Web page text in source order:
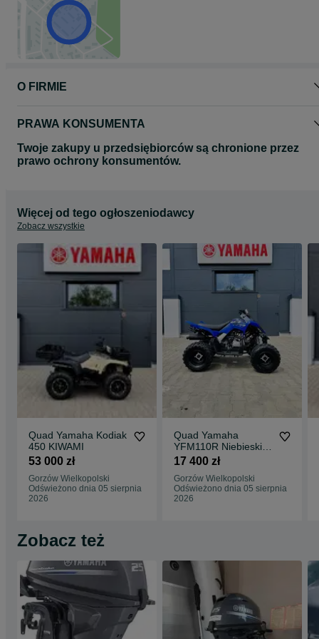
-FACEBOOK: Yamaha Marine Gorzów Wlkp
O FIRMIE
PRAWA KONSUMENTA
Twoje zakupy u przedsiębiorców są chronione przez
prawo ochrony konsumentów.
Więcej od tego ogłoszeniodawcy
Zobacz wszystkie
Quad Yamaha Kodiak
450 KIWAMI
53 000 zł
Gorzów Wielkopolski
Odświeżono dnia 05 sierpnia
2026
Quad Yamaha
YFM110R Niebieski
2026 Dostępny Od
GORZÓW
WIELKOPOLSKI
17 400 zł
Gorzów Wielkopolski
Odświeżono dnia 05 sierpnia
2026
Zobacz też